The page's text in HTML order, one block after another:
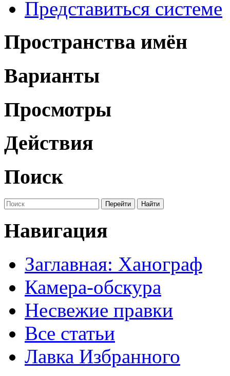
Представиться системе
Пространства имён
Варианты
Просмотры
Действия
Поиск
Навигация
Заглавная: Ханограф
Камера-обскура
Несвежие правки
Все статьи
Лавка Избранного